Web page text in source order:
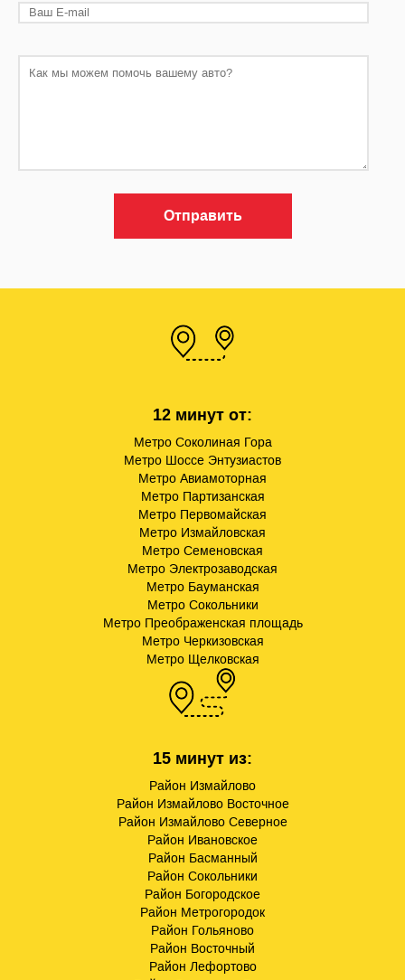
Отправить
12 минут от:
Метро Соколиная Гора
Метро Шоссе Энтузиастов
Метро Авиамоторная
Метро Партизанская
Метро Первомайская
Метро Измайловская
Метро Семеновская
Метро Электрозаводская
Метро Бауманская
Метро Сокольники
Метро Преображенская площадь
Метро Черкизовская
Метро Щелковская
15 минут из:
Район Измайлово
Район Измайлово Восточное
Район Измайлово Северное
Район Ивановское
Район Басманный
Район Сокольники
Район Богородское
Район Метрогородок
Район Гольяново
Район Восточный
Район Лефортово